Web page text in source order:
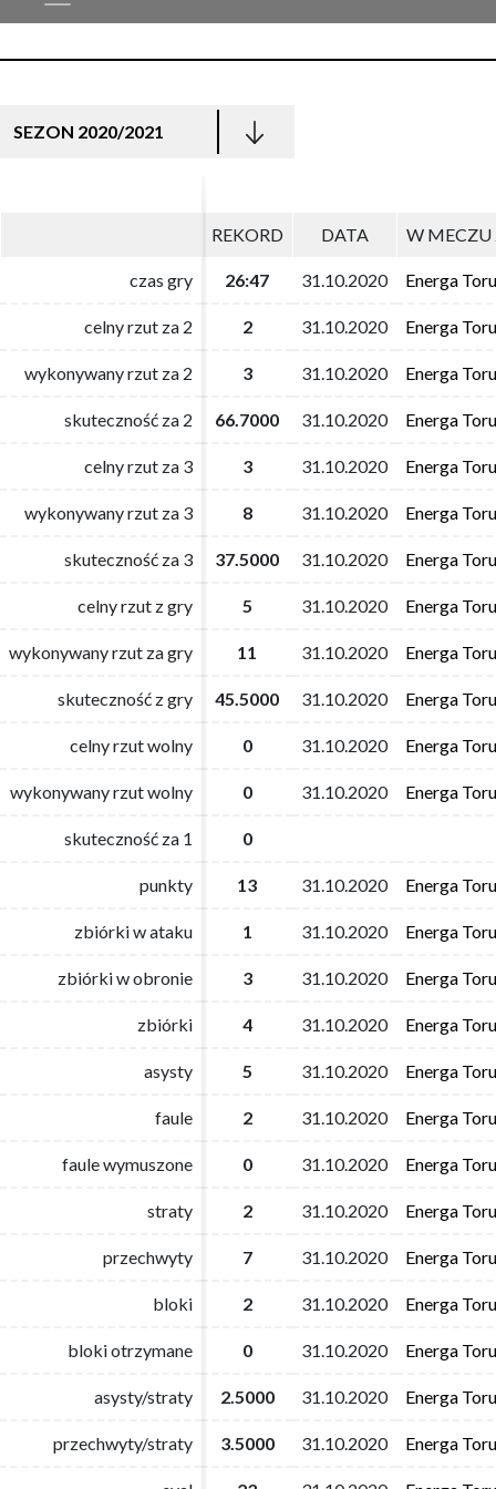
SEZON 2020/2021
REKORD DATA W MECZU
czas gry 26:47 31.10.2020 Energa
celny rzut za 2 2 31.10.2020 Energa
wykonywany rzut za 2 3 31.10.2020 Energa
skuteczność za 2 66.7000 31.10.2020 Energa
celny rzut za 3 3 31.10.2020 Energa
wykonywany rzut za 3 8 31.10.2020 Energa
skuteczność za 3 37.5000 31.10.2020 Energa
celny rzut z gry 5 31.10.2020 Energa
wykonywany rzut za gry 11 31.10.2020 Energa
skuteczność z gry 45.5000 31.10.2020 Energa
celny rzut wolny 0 31.10.2020 Energa
wykonywany rzut wolny 0 31.10.2020 Energa
skuteczność za 1 0
punkty 13 31.10.2020 Energa
zbiórki w ataku 1 31.10.2020 Energa
zbiórki w obronie 3 31.10.2020 Energa
zbiórki 4 31.10.2020 Energa
asysty 5 31.10.2020 Energa
faule 2 31.10.2020 Energa
faule wymuszone 0 31.10.2020 Energa
straty 2 31.10.2020 Energa
przechwyty 7 31.10.2020 Energa
bloki 2 31.10.2020 Energa
bloki otrzymane 0 31.10.2020 Energa
asysty/straty 2.5000 31.10.2020 Energa
przechwyty/straty 3.5000 31.10.2020 Energa
REKORD DATA W MECZU
czas gry 26:47 31.10.2020 Energa
celny rzut za 2 2 31.10.2020 Energa
wykonywany rzut za 2 3 31.10.2020 Energa
skuteczność za 2 66.7000 31.10.2020 Energa
celny rzut za 3 3 31.10.2020 Energa
wykonywany rzut za 3 8 31.10.2020 Energa
skuteczność za 3 37.5000 31.10.2020 Energa
celny rzut z gry 5 31.10.2020 Energa
wykonywany rzut za gry 11 31.10.2020 Energa
skuteczność z gry 45.5000 31.10.2020 Energa
celny rzut wolny 0 31.10.2020 Energa
wykonywany rzut wolny 0 31.10.2020 Energa
skuteczność za 1 0
punkty 13 31.10.2020 Energa
zbiórki w ataku 1 31.10.2020 Energa
zbiórki w obronie 3 31.10.2020 Energa
zbiórki 4 31.10.2020 Energa
asysty 5 31.10.2020 Energa
faule 2 31.10.2020 Energa
faule wymuszone 0 31.10.2020 Energa
straty 2 31.10.2020 Energa
przechwyty 7 31.10.2020 Energa
bloki 2 31.10.2020 Energa
bloki otrzymane 0 31.10.2020 Energa
asysty/straty 2.5000 31.10.2020 Energa
przechwyty/straty 3.5000 31.10.2020 Energa